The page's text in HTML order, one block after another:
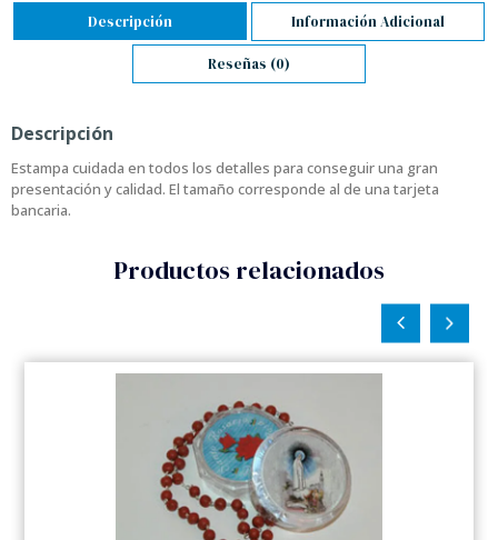
Descripción Información Adicional
Reseñas (0)
Descripción
Estampa cuidada en todos los detalles para conseguir una gran
presentación y calidad. El tamaño corresponde al de una tarjeta
bancaria.
Productos relacionados